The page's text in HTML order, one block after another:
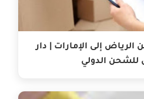
إلى الإمارات | دار
للشحن الدولي